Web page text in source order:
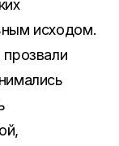
исходом.